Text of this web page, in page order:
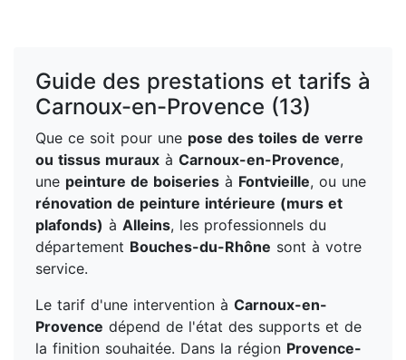
Guide des prestations et tarifs à
Carnoux-en-Provence (13)
Que ce soit pour une pose des toiles de verre
ou tissus muraux à Carnoux-en-Provence,
une peinture de boiseries à Fontvieille, ou une
rénovation de peinture intérieure (murs et
plafonds) à Alleins, les professionnels du
département Bouches-du-Rhône sont à votre
service.
Le tarif d'une intervention à Carnoux-en-
Provence dépend de l'état des supports et de
la finition souhaitée. Dans la région Provence-